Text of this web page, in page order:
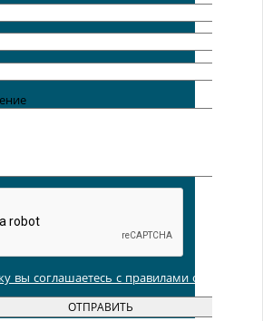
кг
вы соглашаетесь с правилами обработки